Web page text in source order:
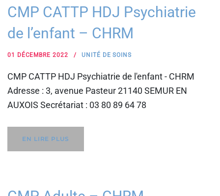
CMP CATTP HDJ Psychiatrie
de l’enfant – CHRM
01 DÉCEMBRE 2022 UNITÉ DE SOINS
CMP CATTP HDJ Psychiatrie de l'enfant - CHRM
Adresse : 3, avenue Pasteur 21140 SEMUR EN
AUXOIS Secrétariat : 03 80 89 64 78
EN LIRE PLUS